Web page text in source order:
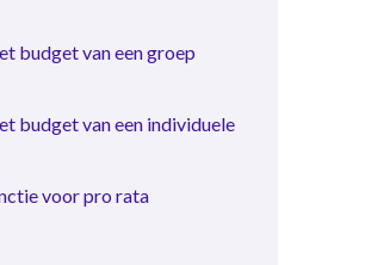
budget van een groep
budget van een individuele
voor pro rata